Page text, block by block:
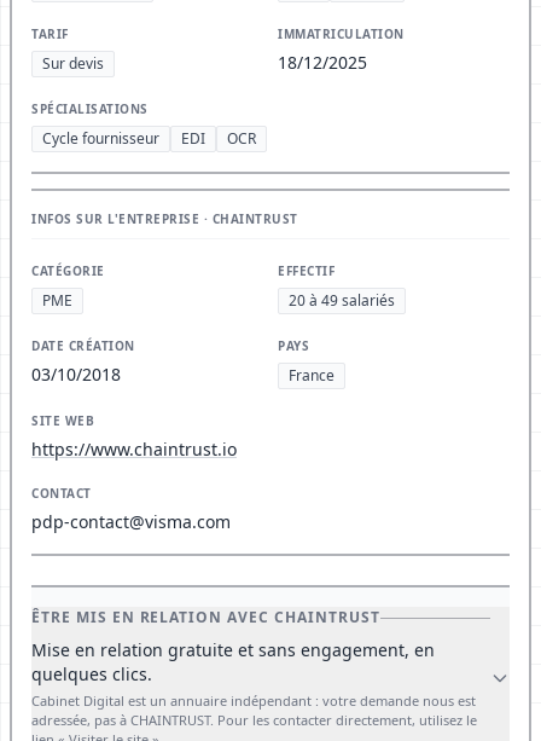
TARIF
Sur devis
IMMATRICULATION
18/12/2025
SPÉCIALISATIONS
Cycle fournisseur EDI OCR
INFOS SUR L'ENTREPRISE · CHAINTRUST
CATÉGORIE
PME
EFFECTIF
20 à 49 salariés
DATE CRÉATION
03/10/2018
PAYS
France
SITE WEB
https://www.chaintrust.io
CONTACT
pdp-contact@visma.com
ÊTRE MIS EN RELATION AVEC CHAINTRUST
Mise en relation gratuite et sans engagement, en
quelques clics.
Cabinet Digital est un annuaire indépendant : votre demande nous est
adressée, pas à CHAINTRUST. Pour les contacter directement, utilisez le